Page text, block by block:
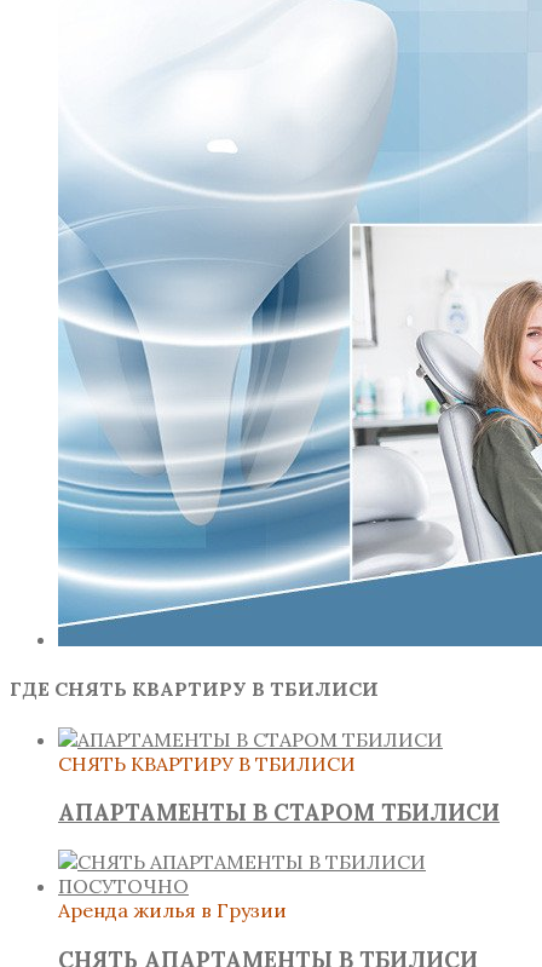
ГДЕ СНЯТЬ КВАРТИРУ В ТБИЛИСИ
СНЯТЬ КВАРТИРУ В ТБИЛИСИ
АПАРТАМЕНТЫ В СТАРОМ ТБИЛИСИ
Аренда жилья в Грузии
СНЯТЬ АПАРТАМЕНТЫ В ТБИЛИСИ